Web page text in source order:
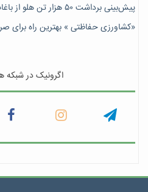
پیش‎‌بینی برداشت ۵۰ هزار تن هلو از باغات چهارمحال و بختیاری
«کشاورزی حفاظتی » بهترین راه برای
اگرونیک در شبکه